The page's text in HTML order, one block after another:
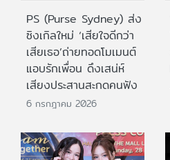
PS (Purse Sydney) ส่ง
ซิงเกิลใหม่ ‘เสียใจดีกว่า
เสียเธอ’ถ่ายทอดโมเมนต์
แอบรักเพื่อน ดึงเสน่ห์
เสียงประสานสะกดคนฟัง
6 กรกฎาคม 2026